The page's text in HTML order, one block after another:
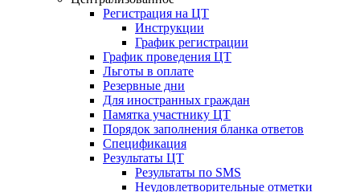
Регистрация на ЦТ
Инструкции
График регистрации
График проведения ЦТ
Льготы в оплате
Резервные дни
Для иностранных граждан
Памятка участнику ЦТ
Порядок заполнения бланка ответов
Спецификация
Результаты ЦТ
Результаты по SMS
Неудовлетворительные отметки